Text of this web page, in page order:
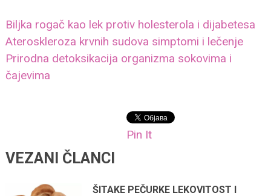
Biljka rogač kao lek protiv holesterola i dijabetesa
Ateroskleroza krvnih sudova simptomi i lečenje
Prirodna detoksikacija organizma sokovima i
čajevima
Pin It
VEZANI ČLANCI
ŠITAKE PEČURKE LEKOVITOST I